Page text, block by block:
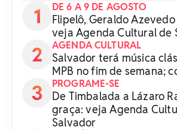
DE 6 A 9 DE AGOSTO
Flipelô, Geraldo
veja Agenda Cultural de
AGENDA CULTURAL
Salvador terá música
MPB no fim de semana;
PROGRAME-SE
De Timbalada a Lázaro
graça: veja Agenda
Salvador